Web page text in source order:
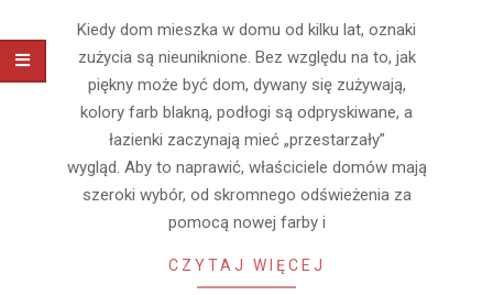
20Kiedy dom mieszka w domu od kilku lat, oznaki
zużycia są nieuniknione. Bez względu na to, jak
piękny może być dom, dywany się zużywają,
kolory farb blakną, podłogi są odpryskiwane, a
łazienki zaczynają mieć „przestarzały”
wygląd. Aby to naprawić, właściciele domów mają
szeroki wybór, od skromnego odświeżenia za
pomocą nowej farby i
CZYTAJ WIĘCEJ